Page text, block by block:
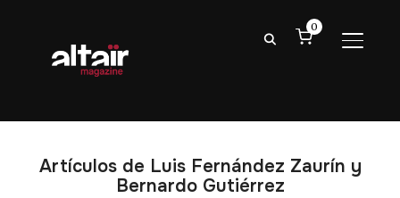
0
Artículos de Luis Fernández Zaurín y
Bernardo Gutiérrez